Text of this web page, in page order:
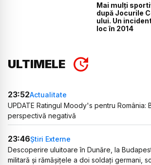
Mai mulți
după Jocurile
ului. Un
loc în 2014
ULTIMELE
23:52Actualitate
UPDATE Ratingul Moody's pentru România:
perspectivă negativă
23:46Știri Externe
Descoperire uluitoare în Dunăre, la
militară și rămășițele a doi soldați germani,